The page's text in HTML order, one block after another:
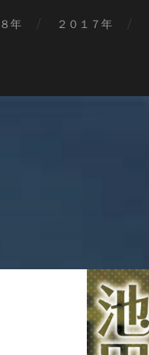
年 ２０１７年